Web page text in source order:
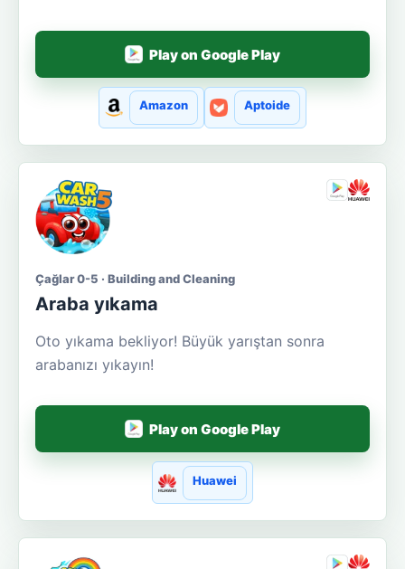
Play on Google Play
Amazon Aptoide
Çağlar 0-5 · Building and Cleaning
Araba yıkama
Oto yıkama bekliyor! Büyük yarıştan sonra
arabanızı yıkayın!
Play on Google Play
Huawei